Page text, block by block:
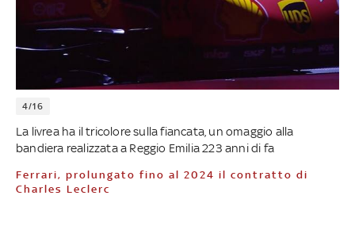
4/16
La livrea ha il tricolore sulla fiancata, un omaggio alla
bandiera realizzata a Reggio Emilia 223 anni di fa
Ferrari, prolungato fino al 2024 il contratto di
Charles Leclerc